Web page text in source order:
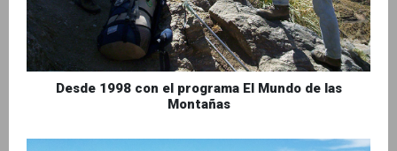
Desde 1998 con el programa El Mundo de las
Montañas